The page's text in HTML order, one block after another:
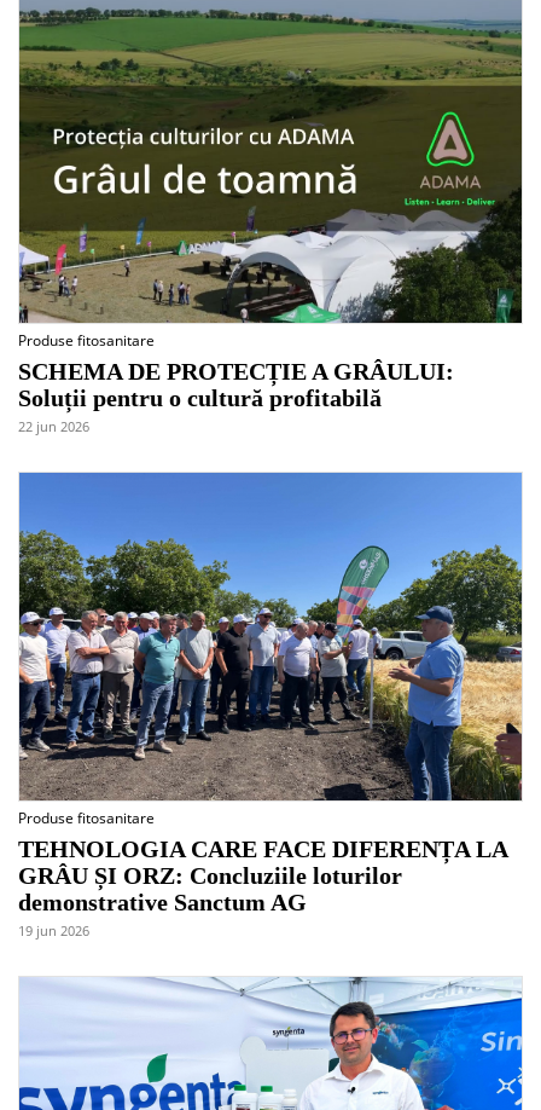
Produse fitosanitare
SCHEMA DE PROTECȚIE A GRÂULUI:
Soluții pentru o cultură profitabilă
22 jun 2026
Produse fitosanitare
TEHNOLOGIA CARE FACE DIFERENȚA LA
GRÂU ȘI ORZ: Concluziile loturilor
demonstrative Sanctum AG
19 jun 2026